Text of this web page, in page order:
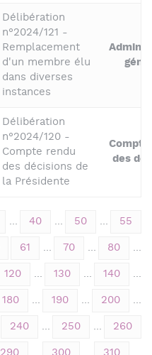
Délibération
n°2024/121 -
Remplacement
d'un membre élu
dans diverses
instances
Délibération
n°2024/120 -
Compte rendu
des décisions de
la Présidente
des
... 40 ... 50 ... 55
61 ... 70 ... 80 ...
120 ... 130 ... 140 ...
180 ... 190 ... 200 ...
240 ... 250 ... 260